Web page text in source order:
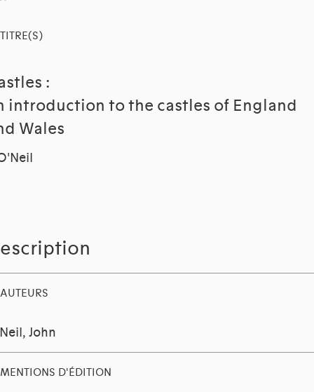
TITRE(S)
:
introduction to the castles of England
Wales
AUTEURS
John
MENTIONS D'ÉDITION